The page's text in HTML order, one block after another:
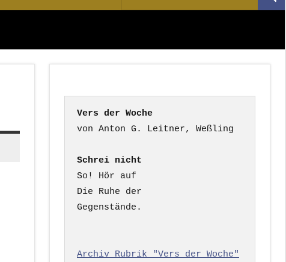
nach:
Vers der Woche
Schrei nicht
So! Hör auf
Die Ruhe der
Gegenstände.
Archiv Rubrik "Vers der Woche"